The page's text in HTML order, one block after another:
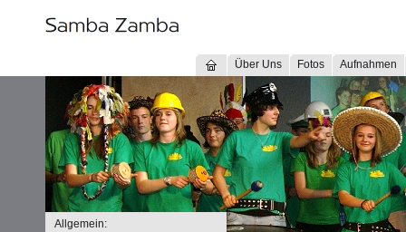
Über Uns Fotos Aufnahmen
Allgemein: